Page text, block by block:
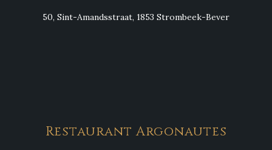
50, Sint-Amandsstraat, 1853 Strombeek-Bever
Restaurant Argonautes